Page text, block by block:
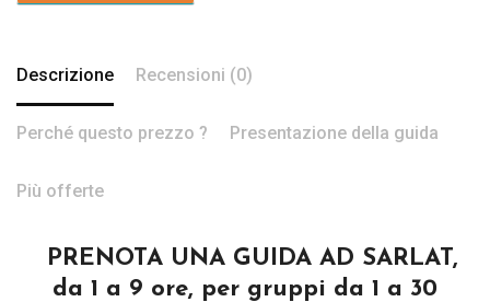
Descrizione Recensioni (0)
Perché questo prezzo ? Presentazione della guida
Più offerte
PRENOTA UNA GUIDA AD SARLAT,
da 1 a 9 ore, per gruppi da 1 a 30